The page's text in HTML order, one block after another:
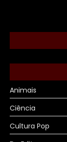
Animais
Ciência
Cultura Pop